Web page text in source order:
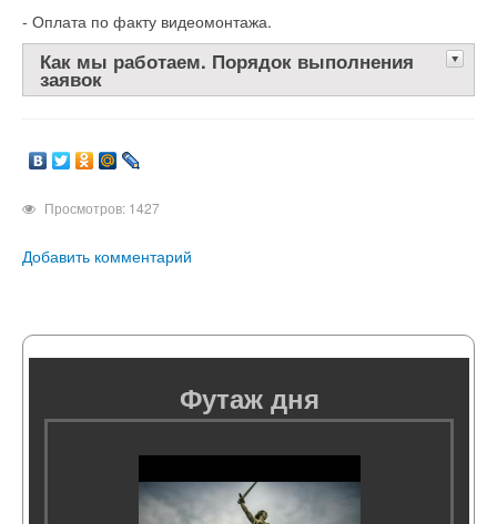
- Оплата по факту видеомонтажа.
Как мы работаем. Порядок выполнения
заявок
Просмотров: 1427
Добавить комментарий
Футаж дня